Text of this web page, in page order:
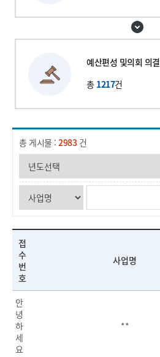
예산편성 및의회 의결
총 1217건
총 게시물 : 2983건
접
수
번
호
사업명
안
녕
하
세
요
**